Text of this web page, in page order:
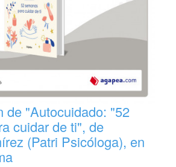
de "Autocuidado: "52
cuidar de ti", de
(Patri Psicóloga), en